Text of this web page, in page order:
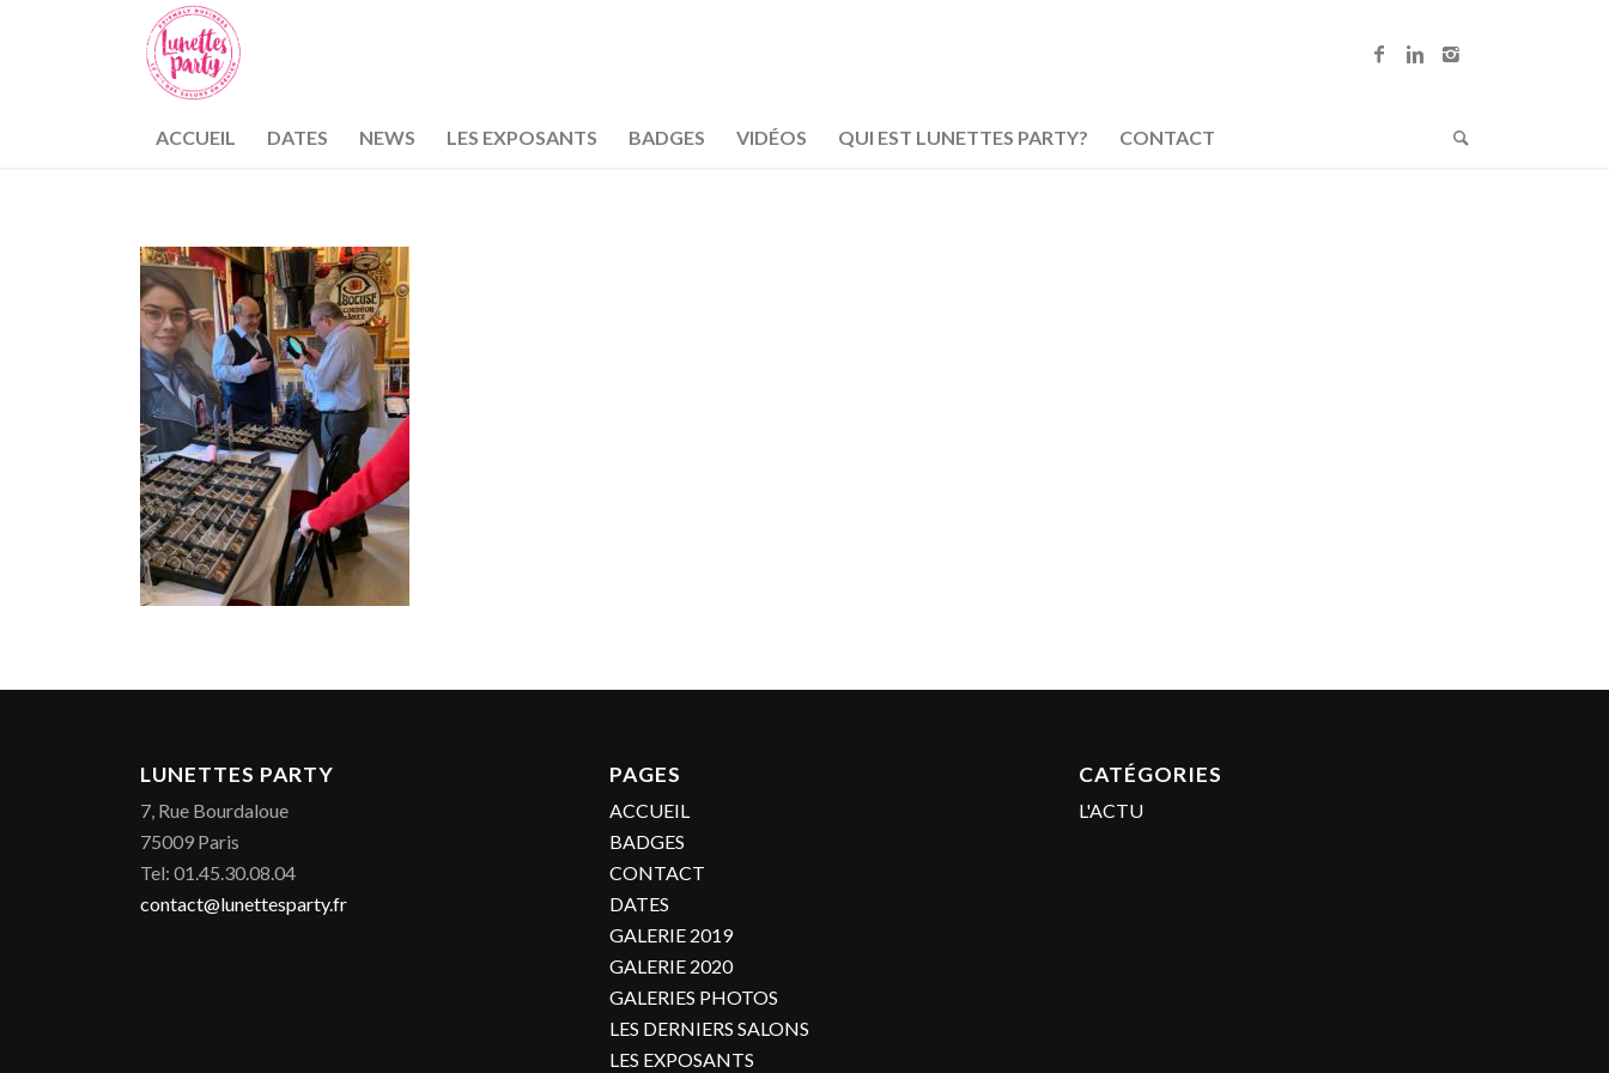
ACCUEIL DATES NEWS LES EXPOSANTS BADGES VIDÉOS QUI EST LUNETTES PARTY? CONTACT
LUNETTES PARTY
7, Rue Bourdaloue
75009 Paris
Tel: 01.45.30.08.04
contact@lunettesparty.fr
PAGES
ACCUEIL
BADGES
CONTACT
DATES
GALERIE 2019
GALERIE 2020
GALERIES PHOTOS
LES DERNIERS SALONS
LES EXPOSANTS
CATÉGORIES
L'ACTU